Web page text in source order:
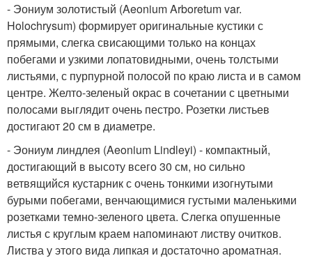
- Эониум золотистый (Aeonium Arboretum var.
Holochrysum) формирует оригинальные кустики с
прямыми, слегка свисающими только на концах
побегами и узкими лопатовидными, очень толстыми
листьями, с пурпурной полосой по краю листа и в самом
центре. Желто-зеленый окрас в сочетании с цветными
полосами выглядит очень пестро. Розетки листьев
достигают 20 см в диаметре.
- Эониум линдлея (Aeonium Lindleyi) - компактный,
достигающий в высоту всего 30 см, но сильно
ветвящийся кустарник с очень тонкими изогнутыми
бурыми побегами, венчающимися густыми маленькими
розетками темно-зеленого цвета. Слегка опушенные
листья с круглым краем напоминают листву очитков.
Листва у этого вида липкая и достаточно ароматная.